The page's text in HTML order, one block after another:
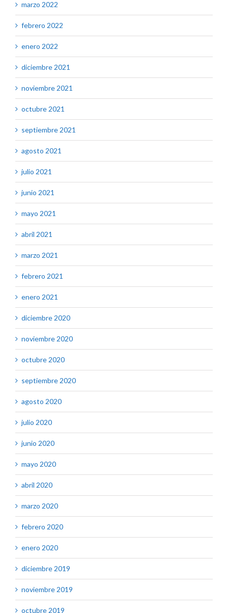
marzo 2022
febrero 2022
enero 2022
diciembre 2021
noviembre 2021
octubre 2021
septiembre 2021
agosto 2021
julio 2021
junio 2021
mayo 2021
abril 2021
marzo 2021
febrero 2021
enero 2021
diciembre 2020
noviembre 2020
octubre 2020
septiembre 2020
agosto 2020
julio 2020
junio 2020
mayo 2020
abril 2020
marzo 2020
febrero 2020
enero 2020
diciembre 2019
noviembre 2019
octubre 2019